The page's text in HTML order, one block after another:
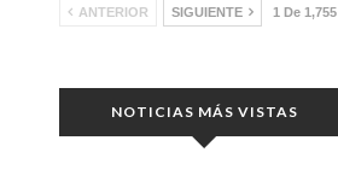
ANTERIOR SIGUIENTE 1 De 1,755
NOTICIAS MÁS VISTAS